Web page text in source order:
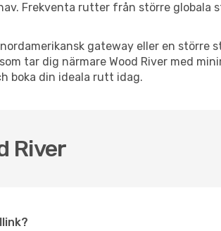
Frekventa rutter från större globala
gateway eller en större
tar dig närmare Wood River med
boka din ideala rutt idag.
River